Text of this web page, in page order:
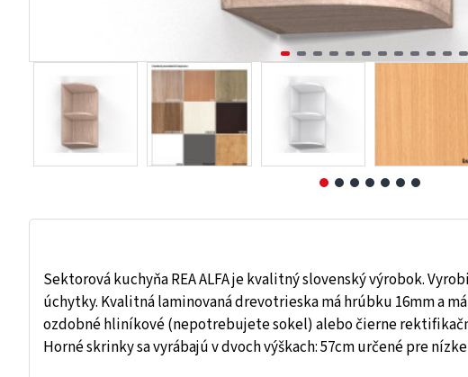
Sektorová kuchyňa REA ALFA je kvalitný slovenský výrobok.
úchytky. Kvalitná laminovaná drevotrieska má hrúbku 16mm a
ozdobné hliníkové (nepotrebujete sokel) alebo čierne
Horné skrinky sa vyrábajú v dvoch výškach: 57cm určené pre